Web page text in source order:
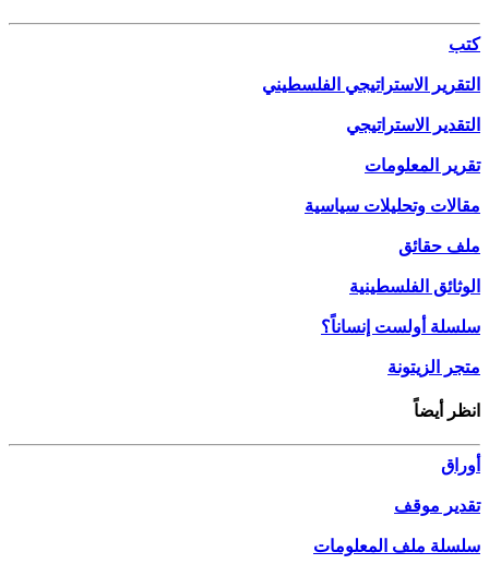
كتب
التقرير الاستراتيجي الفلسطيني
التقدير الاستراتيجي
تقرير المعلومات
مقالات وتحليلات سياسية
ملف حقائق
الوثائق الفلسطينية
سلسلة أولست إنساناً؟
متجر الزيتونة
انظر أيضاً
أوراق
تقدير موقف
سلسلة ملف المعلومات